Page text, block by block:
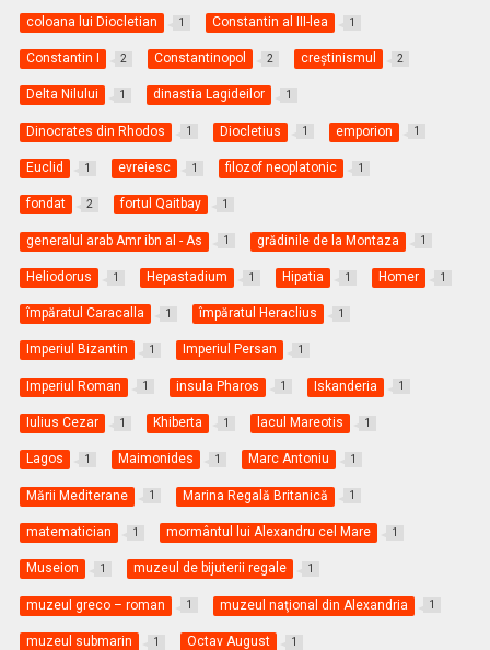
coloana lui Diocletian 1 Constantin al III-lea 1
Constantin I 2 Constantinopol 2 creştinismul 2
Delta Nilului 1 dinastia Lagideilor 1
Dinocrates din Rhodos 1 Diocletius 1 emporion 1
Euclid 1 evreiesc 1 filozof neoplatonic 1
fondat 2 fortul Qaitbay 1
generalul arab Amr ibn al - As 1 grădinile de la Montaza 1
Heliodorus 1 Hepastadium 1 Hipatia 1 Homer 1
împăratul Caracalla 1 împăratul Heraclius 1
Imperiul Bizantin 1 Imperiul Persan 1
Imperiul Roman 1 insula Pharos 1 Iskanderia 1
Iulius Cezar 1 Khiberta 1 lacul Mareotis 1
Lagos 1 Maimonides 1 Marc Antoniu 1
Mării Mediterane 1 Marina Regală Britanică 1
matematician 1 mormântul lui Alexandru cel Mare 1
Museion 1 muzeul de bijuterii regale 1
muzeul greco – roman 1 muzeul naţional din Alexandria 1
muzeul submarin 1 Octav August 1